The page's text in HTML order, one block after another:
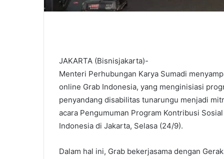
JAKARTA (Bisnisjakarta)-
Menteri Perhubungan Karya Sumadi
online Grab Indonesia, yang menginisiasi
penyandang disabilitas tunarungu menjadi
acara Pengumuman Program Kontribusi
Indonesia di Jakarta, Selasa (24/9).
Dalam hal ini, Grab bekerjasama dengan